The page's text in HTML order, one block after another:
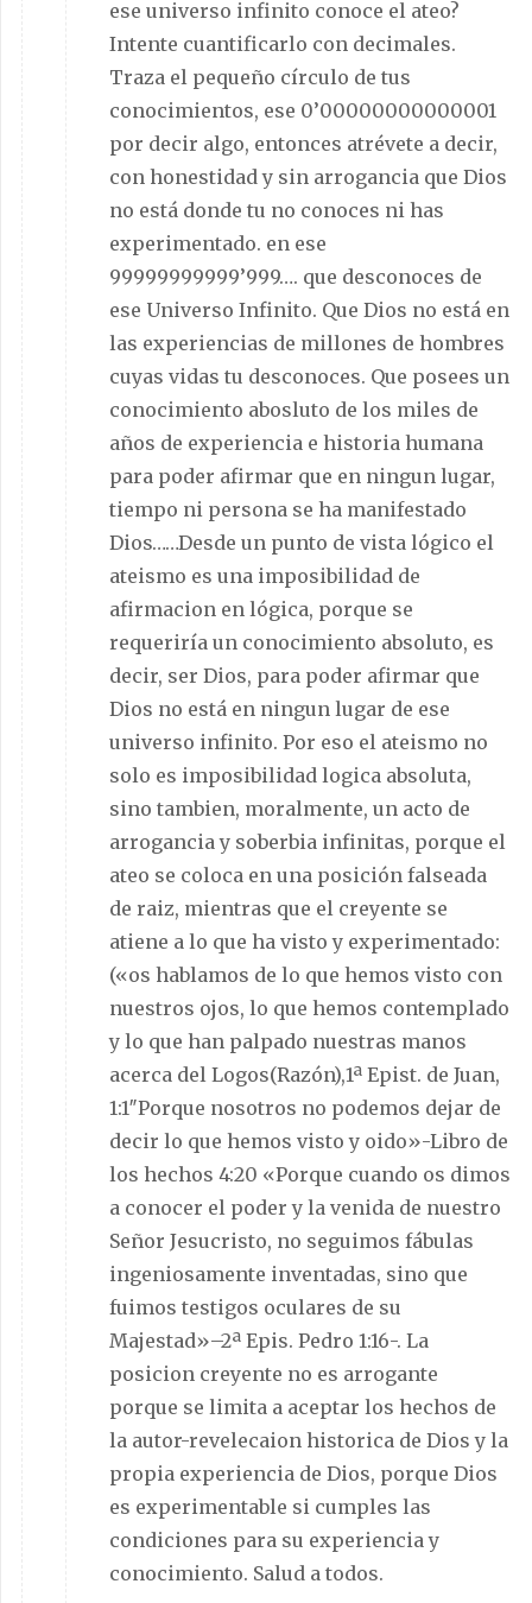
ese universo infinito conoce el ateo?
Intente cuantificarlo con decimales.
Traza el pequeño círculo de tus
conocimientos, ese 0’00000000000001
por decir algo, entonces atrévete a decir,
con honestidad y sin arrogancia que Dios
no está donde tu no conoces ni has
experimentado. en ese
99999999999’999…. que desconoces de
ese Universo Infinito. Que Dios no está en
las experiencias de millones de hombres
cuyas vidas tu desconoces. Que posees un
conocimiento abosluto de los miles de
años de experiencia e historia humana
para poder afirmar que en ningun lugar,
tiempo ni persona se ha manifestado
Dios……Desde un punto de vista lógico el
ateismo es una imposibilidad de
afirmacion en lógica, porque se
requeriría un conocimiento absoluto, es
decir, ser Dios, para poder afirmar que
Dios no está en ningun lugar de ese
universo infinito. Por eso el ateismo no
solo es imposibilidad logica absoluta,
sino tambien, moralmente, un acto de
arrogancia y soberbia infinitas, porque el
ateo se coloca en una posición falseada
de raiz, mientras que el creyente se
atiene a lo que ha visto y experimentado:
(«os hablamos de lo que hemos visto con
nuestros ojos, lo que hemos contemplado
y lo que han palpado nuestras manos
acerca del Logos(Razón),1ª Epist. de Juan,
1:1″Porque nosotros no podemos dejar de
decir lo que hemos visto y oido»-Libro de
los hechos 4:20 «Porque cuando os dimos
a conocer el poder y la venida de nuestro
Señor Jesucristo, no seguimos fábulas
ingeniosamente inventadas, sino que
fuimos testigos oculares de su
Majestad»–2ª Epis. Pedro 1:16-. La
posicion creyente no es arrogante
porque se limita a aceptar los hechos de
la autor-revelecaion historica de Dios y la
propia experiencia de Dios, porque Dios
es experimentable si cumples las
condiciones para su experiencia y
conocimiento. Salud a todos.